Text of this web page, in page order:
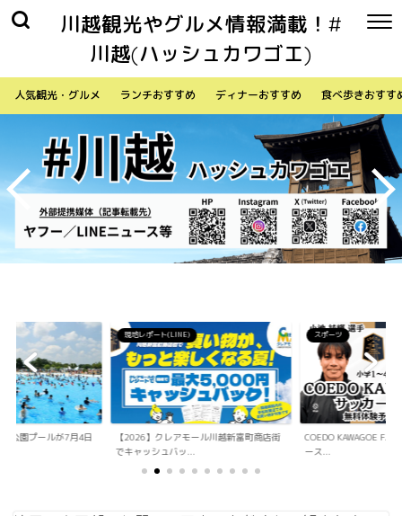
川越観光やグルメ情報満載！#
川越(ハッシュカワゴエ)
人気観光・グルメ ランチおすすめ ディナーおすすめ 食べ歩きおすす
ル川越新富町商店街
スポーツ
COEDO KAWAGOE F.Cが小学生向けサッカ
ース...
生活
「Sky Walker 7058」
内ア...